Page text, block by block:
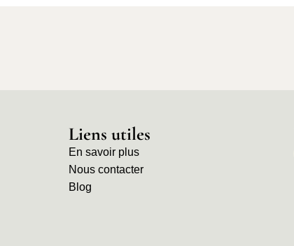
Liens utiles
En savoir plus
Nous contacter
Blog